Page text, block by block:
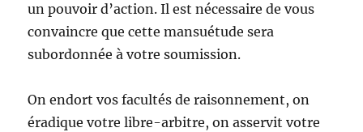
un pouvoir d’action. Il est nécessaire de vous
convaincre que cette mansuétude sera
subordonnée à votre soumission.
On endort vos facultés de raisonnement, on
éradique votre libre-arbitre, on asservit votre